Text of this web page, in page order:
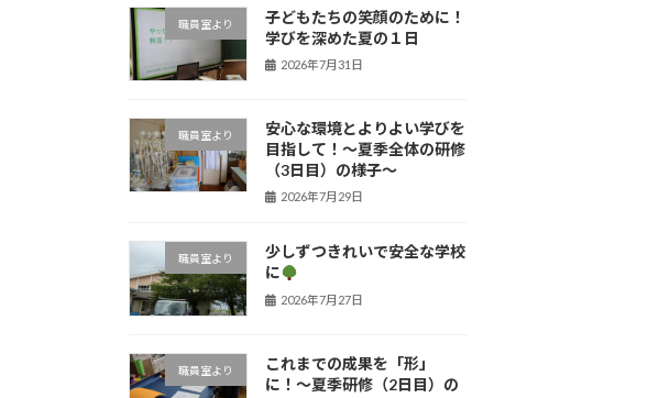
職員室より
子どもたちの笑顔のために！
学びを深めた夏の１日
2026年7月31日
職員室より
安心な環境とよりよい学びを
目指して！〜夏季全体の研修
（3日目）の様子〜
2026年7月29日
職員室より
少しずつきれいで安全な学校
に
2026年7月27日
職員室より
これまでの成果を「形」
に！〜夏季研修（2日目）の